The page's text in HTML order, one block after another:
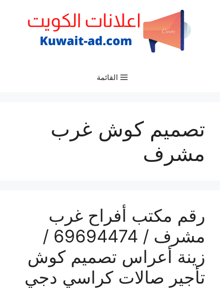
القائمة
تصميم كوش غرب
مشرف
رقم مكتب أفراح غرب
مشرف / 69694474 /
زينة أعراس تصميم كوش
تأجير صالات كراسي دجي